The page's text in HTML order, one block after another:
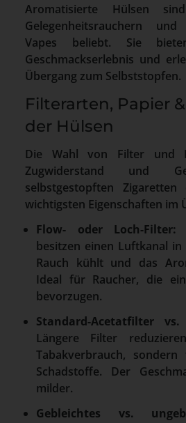
Aromatisierte Hülsen
Gelegenheitsrauchern
Vapes beliebt. Sie
Geschmackserlebnis und
Übergang zum Selbststopfen.
Filterarten, Papier
der Hülsen
Die Wahl von Filter und
Zugwiderstand und
selbstgestopften
wichtigsten Eigenschaften im
Flow- oder Loch-Filter:
besitzen einen Luftkanal
Rauch kühlt und das
Ideal für Raucher, die
bevorzugen.
Standard-Acetatfilter vs.
Längere Filter
Tabakverbrauch,
Schadstoffe. Der
milder.
Gebleichtes vs.